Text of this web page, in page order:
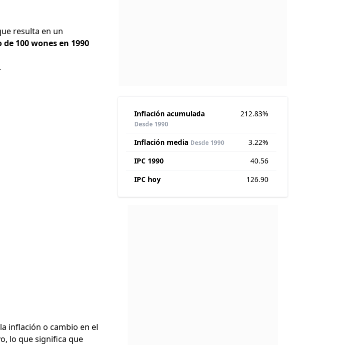
resulta en un
100 wones en 1990
inflación o cambio en el
lo que significa que
Inflación acumulada
Desde 1990
212.83%
Inflación media Desde 1990
3.22%
IPC 1990
40.56
IPC hoy
126.90